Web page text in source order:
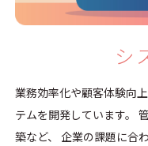
シ
業務効率化や顧客体験向
テムを開発しています。
築など、 企業の課題に合